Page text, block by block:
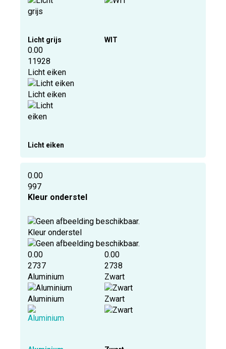
Licht grijs WIT
0.00
11928
Licht eiken
Licht eiken
Licht eiken
0.00
997
Kleur onderstel
Kleur onderstel
0.00
2737
Aluminium
Aluminium
0.00
2738
Zwart
Zwart